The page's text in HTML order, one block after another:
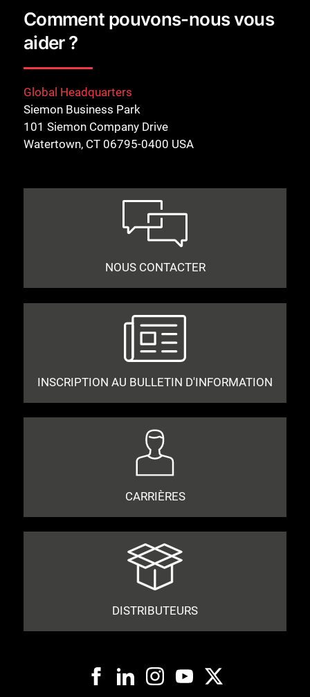
Comment pouvons-nous vous
aider ?
Global Headquarters
Siemon Business Park
101 Siemon Company Drive
Watertown, CT 06795-0400 USA
NOUS CONTACTER
INSCRIPTION AU BULLETIN D'INFORMATION
CARRIÈRES
DISTRIBUTEURS